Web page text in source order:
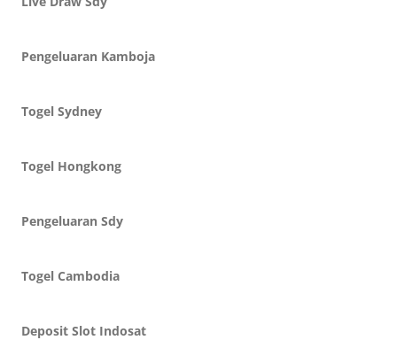
Pengeluaran Kamboja
Togel Sydney
Togel Hongkong
Pengeluaran Sdy
Togel Cambodia
Deposit Slot Indosat